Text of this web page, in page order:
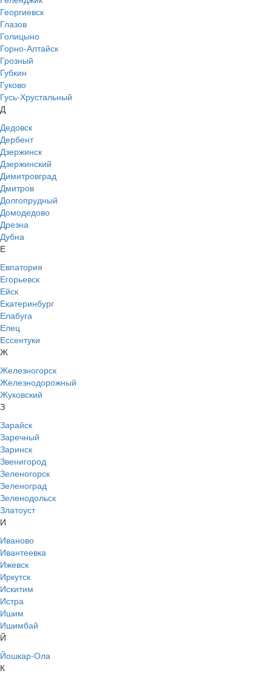
Георгиевск
Глазов
Голицыно
Горно-Алтайск
Грозный
Губкин
Гуково
Гусь-Хрустальный
Д
Дедовск
Дербент
Дзержинск
Дзержинский
Димитровград
Дмитров
Долгопрудный
Домодедово
Дрезна
Дубна
Е
Евпатория
Егорьевск
Ейск
Екатеринбург
Елабуга
Елец
Ессентуки
Ж
Железногорск
Железнодорожный
Жуковский
З
Зарайск
Заречный
Заринск
Звенигород
Зеленогорск
Зеленоград
Зеленодольск
Златоуст
И
Иваново
Ивантеевка
Ижевск
Иркутск
Искитим
Истра
Ишим
Ишимбай
Й
Йошкар-Ола
К